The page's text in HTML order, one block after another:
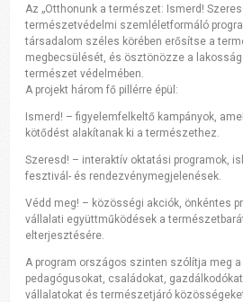
Az „Otthonunk a természet: Ismerd!
természetvédelmi szemléletformáló
társadalom széles körében erősítse a
megbecsülését, és ösztönözze a
természet védelmében.
A projekt három fő pillérre épül:
Ismerd! – figyelemfelkeltő kampányok,
kötődést alakítanak ki a természethez.
Szeresd! – interaktív oktatási programok,
fesztivál- és rendezvénymegjelenések.
Védd meg! – közösségi akciók, önkéntes
vállalati együttműködések a
elterjesztésére.
A program országos szinten szólítja meg
pedagógusokat, családokat,
vállalatokat és természetjáró